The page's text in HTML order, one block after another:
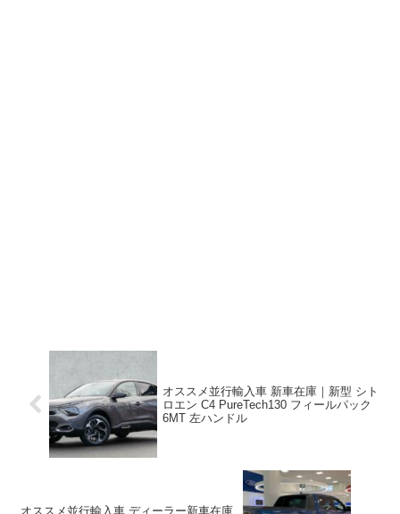
オススメ並行輸入車 新車在庫｜新型 シト
ロエン C4 PureTech130 フィールパック
6MT 左ハンドル
オススメ並行輸入車 ディーラー新車在庫